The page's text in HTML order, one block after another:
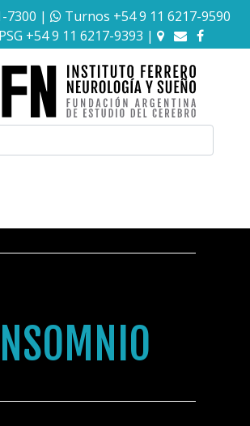
7300 |
Turnos +54 9 11 6217-9590
+54 9 11 6217-9393 |
INSOMNIO